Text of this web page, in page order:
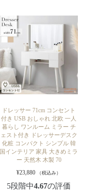
ドレッサー 71cm コンセント
付き USB おしゃれ 北欧 一人
暮らし ワンルーム ミラー チ
ェスト付き ドレッサーデスク
化粧 コンパクト シンプル 韓
国インテリア 家具 大きめミラ
ー 天然木 木製 70
¥23,880 （税込み）
5段階中4.67の評価